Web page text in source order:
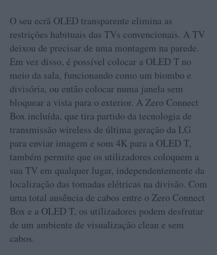
O seu ecrã OLED transparente elimina as
restrições habituais das TVs convencionais. A TV
deixou de precisar de uma montagem na parede.
Em vez disso, é possível colocar a OLED T no
meio da sala, funcionando como um biombo e
divisória, ou então colocar numa janela sem
bloquear a vista para o exterior. A Zero Connect
Box incluída, que tira partido da tecnologia de
transmissão wireless de última geração da LG
para enviar imagem e som 4K para a OLED T,
também permite que os utilizadores coloquem a
sua TV em qualquer lugar, independentemente da
localização das tomadas elétricas na divisão. Com
uma total ausência de cabos entre o Zero Connect
Box e a OLED T, os utilizadores podem desfrutar
de um ambiente de visualização clean e sem
cabos.